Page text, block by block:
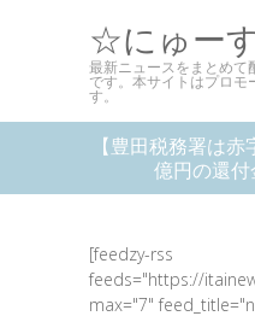
☆にゅー
最新ニュースをまとめて
です。本サイトはプロモ
す。
【豊田税務署は
億円の還
[feedzy-rss
feeds="https://
max="7"